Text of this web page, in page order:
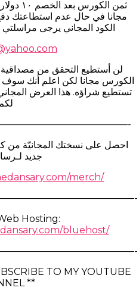
ثمن
مجانا في حال عدم استطاعتك
لن أستطيع التحقق من
الكورس مجانا لكن اعلم أنك
تستطيع شراؤه. هذا العرض
احصل على نسختك المجانيّة من
merch/
Hosting:
bluehost/
TO MY YOUTUBE
**